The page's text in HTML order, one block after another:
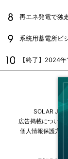
再エネ発電で独
系統用蓄電所ビ
【終了】2024
SOLAR
広告掲載について
個人情報保護方針